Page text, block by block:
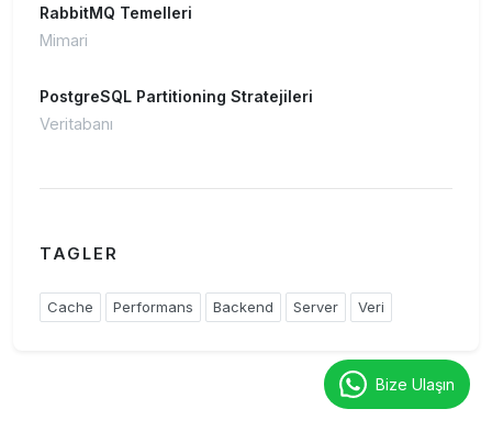
RabbitMQ Temelleri
Mimari
PostgreSQL Partitioning Stratejileri
Veritabanı
TAGLER
Cache Performans Backend Server Veri
Bize Ulaşın